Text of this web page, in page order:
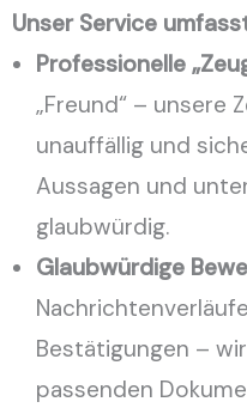
Unser Service
Professionelle
„Freund“ – unsere
unauffällig und
Aussagen und
glaubwürdig.
Glaubwürdige
Bestätigungen –
passenden